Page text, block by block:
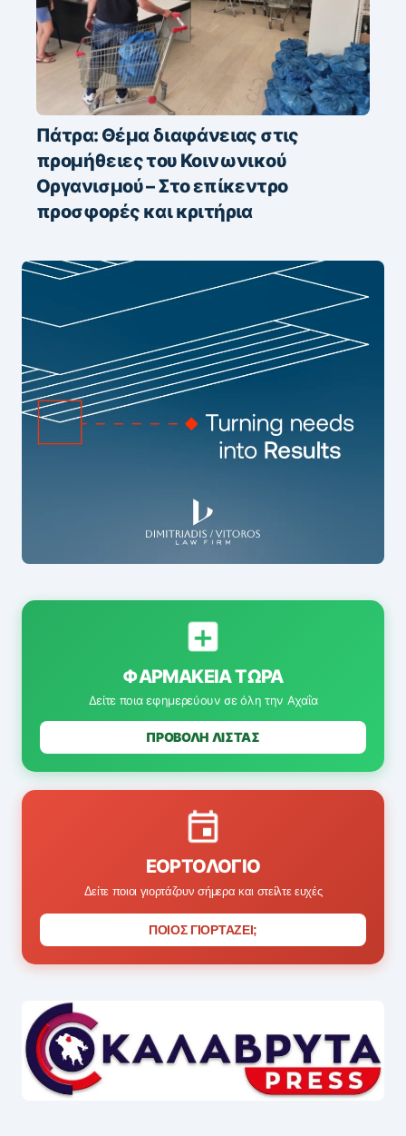
Πάτρα: Θέμα διαφάνειας στις
προμήθειες του Κοινωνικού
Οργανισμού – Στο επίκεντρο
προσφορές και κριτήρια
ΦΑΡΜΑΚΕΊΑ ΤΏΡΑ
Δείτε ποια εφημερεύουν σε όλη την Αχαΐα
ΠΡΟΒΟΛΗ ΛΙΣΤΑΣ
ΕΟΡΤΟΛΌΓΙΟ
Δείτε ποιοι γιορτάζουν σήμερα και στείλτε ευχές
ΠΟΙΟΣ ΓΙΟΡΤΑΖΕΙ;